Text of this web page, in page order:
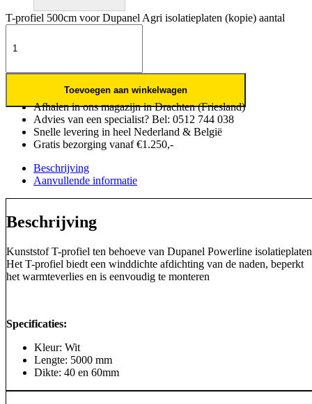
T-profiel 500cm voor Dupanel Agri isolatieplaten (kopie) aantal
Toevoegen aan winkelwagen
Afhalen in ons magazijn in Drachten (Friesland)
Advies van een specialist? Bel: 0512 744 038
Snelle levering in heel Nederland & België
Gratis bezorging vanaf €1.250,-
Beschrijving
Aanvullende informatie
Beschrijving
Kunststof T-profiel ten behoeve van Dupanel Powerline
Het T-profiel biedt een winddichte afdichting van de naden, beperkt
het warmteverlies en is eenvoudig te monteren
Specificaties:
Kleur: Wit
Lengte: 5000 mm
Dikte: 40 en 60mm